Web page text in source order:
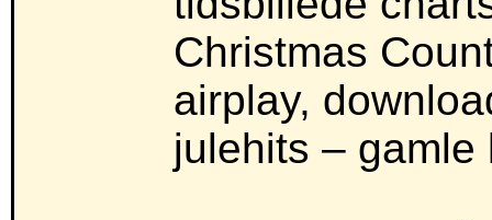
Christmas
airplay,
julehits –